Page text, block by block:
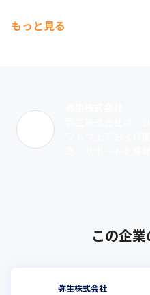
もっと見る
この企
弥生株式会社